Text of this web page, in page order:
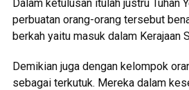
Dalam ketulusan itulah justru Tuhan
perbuatan orang-orang tersebut
berkah yaitu masuk dalam Kerajaan
Demikian juga dengan kelompok
sebagai terkutuk. Mereka dalam